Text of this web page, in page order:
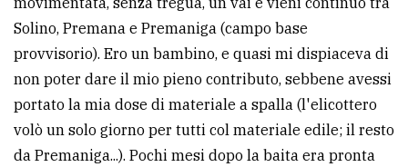
Solino, Premana e Premaniga (campo base
provvisorio). Ero un bambino, e quasi mi dispiaceva di
non poter dare il mio pieno contributo, sebbene avessi
portato la mia dose di materiale a spalla (l'elicottero
volò un solo giorno per tutti col materiale edile; il resto
da Premaniga...). Pochi mesi dopo la baita era pronta